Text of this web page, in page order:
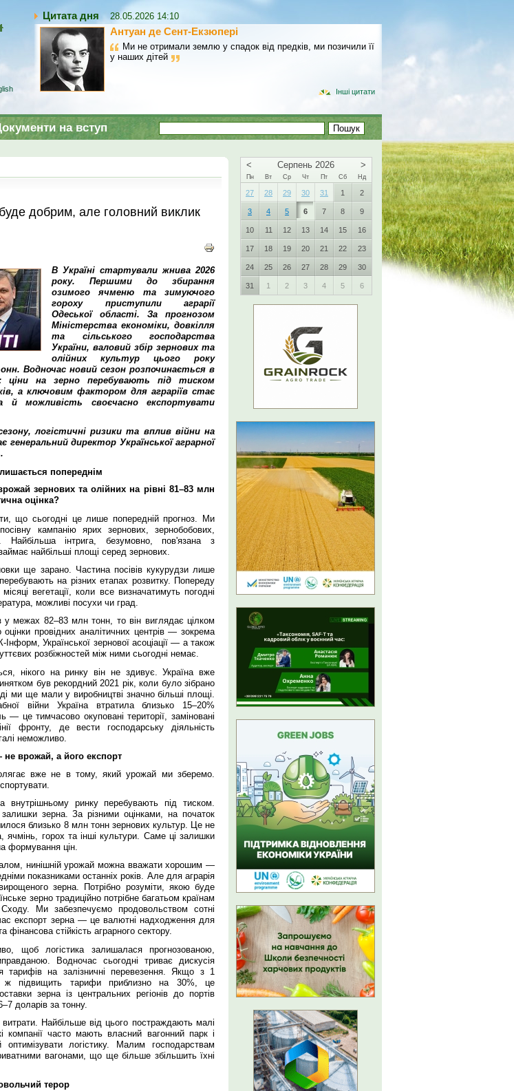
Цитата дня 28.05.2026 14:10
Антуан де Сент-Екзюпері
Ми не отримали землю у спадок від предків, ми позичили її
у наших дітей
Інші цитати
на вступ
добрим, але головний виклик
В Україні стартували жнива 2026
року. Першими до збирання
озимого ячменю та зимуючого
гороху приступили аграрії
Одеської області. За прогнозом
Міністерства економіки, довкілля
та сільського господарства
України, валовий збір зернових та
олійних культур цього року
Водночас новий сезон розпочинається в
ціни на зерно перебувають під тиском
а ключовим фактором для аграріїв стає
можливість своєчасно експортувати
логістичні ризики та вплив війни на
генеральний директор Української аграрної
попереднім
зернових та олійних на рівні 81–83 млн
оцінка?
що сьогодні це лише попередній прогноз. Ми
кампанію ярих зернових, зернобобових,
Найбільша інтрига, безумовно, пов'язана з
найбільші площі серед зернових.
ще зарано. Частина посівів кукурудзи лише
на різних етапах розвитку. Попереду
вегетації, коли все визначатимуть погодні
можливі посухи чи град.
межах 82–83 млн тонн, то він виглядає цілком
провідних аналітичних центрів — зокрема
Української зернової асоціації — а також
розбіжностей між ними сьогодні немає.
нікого на ринку він не здивує. Україна вже
був рекордний 2021 рік, коли було зібрано
ми ще мали у виробництві значно більші площі.
війни Україна втратила близько 15–20%
— це тимчасово окуповані території, заміновані
фронту, де вести господарську діяльність
неможливо.
врожай, а його експорт
вже не в тому, який урожай ми зберемо.
ринку перебувають під тиском.
зерна. За різними оцінками, на початок
близько 8 млн тонн зернових культур. Це не
горох та інші культури. Саме ці залишки
формування цін.
нинішній урожай можна вважати хорошим —
показниками останніх років. Але для аграрія
зерна. Потрібно розуміти, якою буде
зерно традиційно потрібне багатьом країнам
Ми забезпечуємо продовольством сотні
експорт зерна — це валютні надходження для
фінансова стійкість аграрного сектору.
щоб логістика залишалася прогнозованою,
Водночас сьогодні триває дискусія
на залізничні перевезення. Якщо з 1
ж підвищить тарифи приблизно на 30%, це
зерна із центральних регіонів до портів
доларів за тонну.
Найбільше від цього постраждають малі
компанії часто мають власний вагонний парк і
логістику. Малим господарствам
вагонами, що ще більше збільшить їхні
терор
< Серпень 2026 >
Пн Вт Ср Чт Пт Сб Нд
27 28 29 30 31 1 2
3 4 5 6 7 8 9
10 11 12 13 14 15 16
17 18 19 20 21 22 23
24 25 26 27 28 29 30
31 1 2 3 4 5 6